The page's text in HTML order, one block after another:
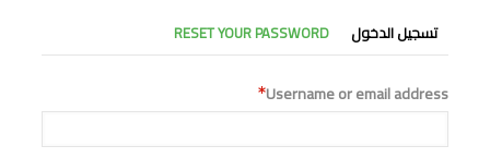
التبويبات
الأساسية
تسجيل الدخول RESET YOUR PASSWORD
Username or email address